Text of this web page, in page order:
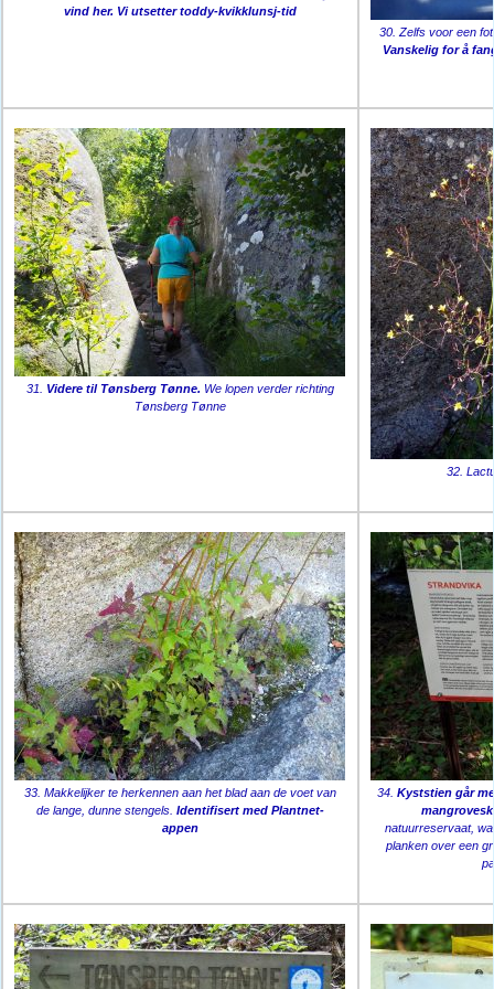
vind her. Vi utsetter toddy-kvikklunsj-tid
30. Zelfs voor een
Vanskelig for å
31. Videre til Tønsberg Tønne. We lopen verder richting
Tønsberg Tønne
32.
33. Makkelijker te herkennen aan het blad aan de voet van
de lange, dunne stengels. Identifisert med Plantnet-
appen
34.Kyststien går
natuurreservaat,
planken over een